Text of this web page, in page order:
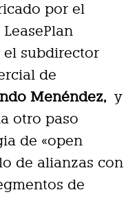
por el
el subdirector
de
Menéndez, y
otro paso
de «open
de alianzas con
de